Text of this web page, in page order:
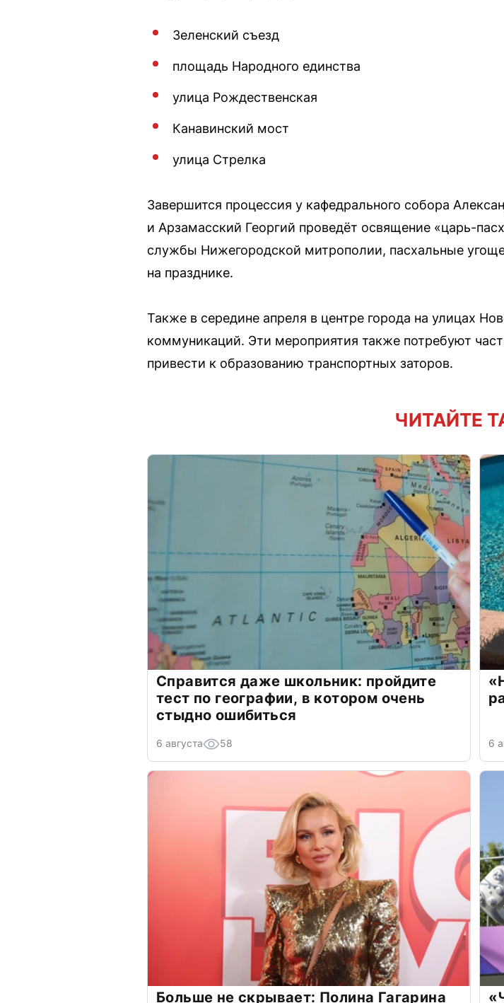
Зеленский съезд
площадь Народного единства
улица Рождественская
Канавинский мост
улица Стрелка
Завершится процессия у кафедрального собора
и Арзамасский Георгий проведёт освящение «царь-
службы Нижегородской митрополии, пасхальные
на празднике.
Также в середине апреля в центре города на улицах
коммуникаций. Эти мероприятия также потребуют
привести к образованию транспортных заторов.
ЧИТАЙТЕ
Справится даже школьник: пройдите
тест по географии, в котором очень
стыдно ошибиться
6 августа 58 6
Больше не скрывает: Полина Гагарина